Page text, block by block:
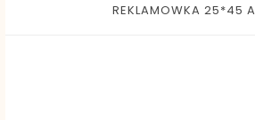
REKLAMOWKA 25*45